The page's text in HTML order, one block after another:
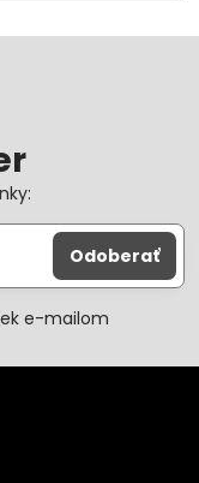
Odoberať
e-mailom